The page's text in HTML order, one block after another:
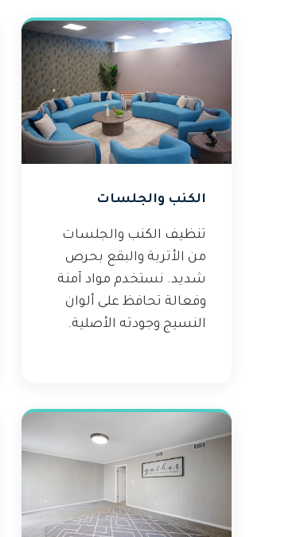
الكنب والجلسات
تنظيف الكنب والجلسات
من الأتربة والبقع بحرص
شديد. نستخدم مواد آمنة
وفعالة تحافظ على ألوان
النسيج وجودته الأصلية.